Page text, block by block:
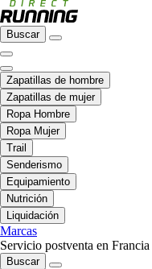
Buscar
Zapatillas de hombre
Zapatillas de mujer
Ropa Hombre
Ropa Mujer
Trail
Senderismo
Equipamiento
Nutrición
Liquidación
Marcas
Servicio postventa en Francia
Buscar